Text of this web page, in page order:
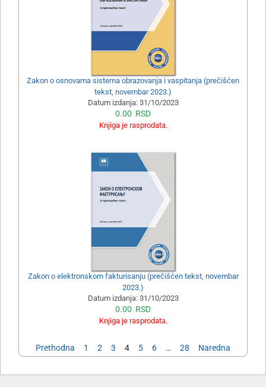
Zakon o osnovama sistema obrazovanja i vaspitanja (prečišćen
tekst, novembar 2023.)
Datum izdanja: 31/10/2023
0.00 RSD
Knjiga je rasprodata.
Zakon o elektronskom fakturisanju (prečišćen tekst, novembar
2023.)
Datum izdanja: 31/10/2023
0.00 RSD
Knjiga je rasprodata.
Prethodna 1 2 3 4 5 6 … 28 Naredna